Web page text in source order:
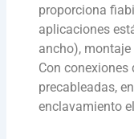
proporciona
aplicaciones
ancho),
Con
precableadas,
enclavamiento